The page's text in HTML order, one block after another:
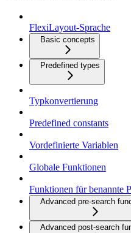
FlexiLayout-Sprache
Basic concepts
Predefined types
Typkonvertierung
Predefined constants
Vordefinierte Variablen
Globale Funktionen
Funktionen für benannte
Advanced pre-search
Advanced post-search